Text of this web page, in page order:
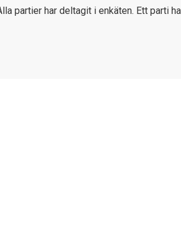
partier har deltagit i enkäten. Ett parti